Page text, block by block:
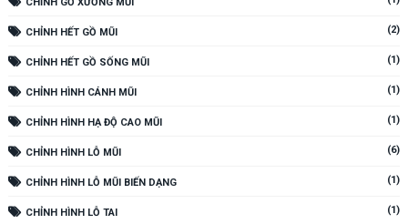
CHỈNH HẾT GỒ MŨI (2)
CHỈNH HẾT GỒ SỐNG MŨI (1)
CHỈNH HÌNH CÁNH MŨI (1)
CHỈNH HÌNH HẠ ĐỘ CAO MŨI (1)
CHỈNH HÌNH LỖ MŨI (6)
CHỈNH HÌNH LỖ MŨI BIẾN DẠNG (1)
CHỈNH HÌNH LỖ TAI (1)